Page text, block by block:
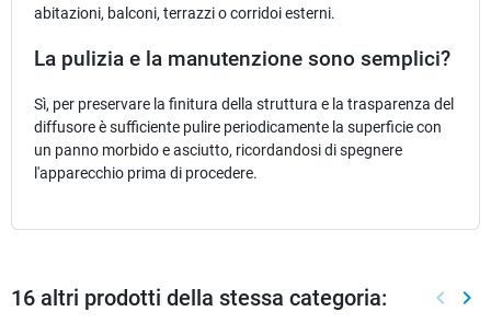
abitazioni, balconi, terrazzi o corridoi esterni.
La pulizia e la manutenzione sono semplici?
Sì, per preservare la finitura della struttura e la trasparenza del
diffusore è sufficiente pulire periodicamente la superficie con
un panno morbido e asciutto, ricordandosi di spegnere
l'apparecchio prima di procedere.
16 altri prodotti della stessa categoria: keyboard_arrow_left keyboard_arrow_right